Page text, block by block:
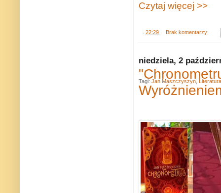
Czytaj więcej >>
22:29 Brak komentarzy:
niedziela, 2
Tagi: Jan Maszczyszyn Literatura